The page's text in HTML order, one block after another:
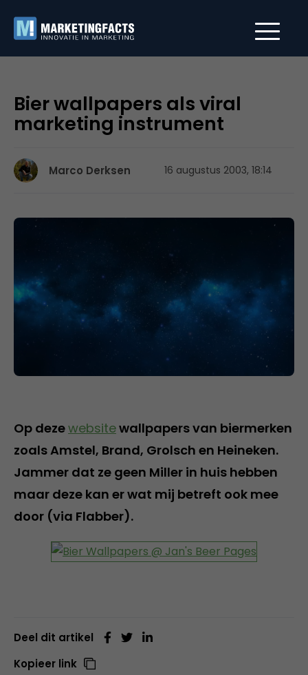
Bier wallpapers als viral
marketing instrument
Marco Derksen 16 augustus 2003, 18:14
Op dezewebsitewallpapers van biermerken
zoals Amstel, Brand, Grolsch en Heineken.
Jammer dat ze geen Miller in huis hebben
maar deze kan er wat mij betreft ook mee
door (via Flabber).
Deel dit artikel
Kopieer link